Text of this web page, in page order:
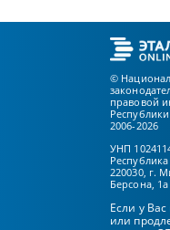
©
правовой
2006-2026
УНП
Республика
220030, г.
Берсона, 1а
Если у
или